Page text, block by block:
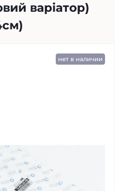
варіатор)
нет в наличии